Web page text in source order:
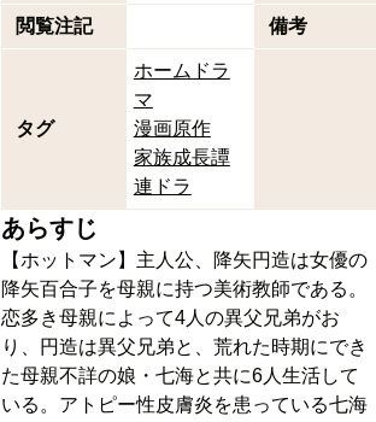
閲覧注記 備考
タグ
ホームドラ
マ
漫画原作
家族成長譚
連ドラ
あらすじ
【ホットマン】主人公、降矢円造は女優の
降矢百合子を母親に持つ美術教師である。
恋多き母親によって4人の異父兄弟がお
り、円造は異父兄弟と、荒れた時期にでき
た母親不詳の娘・七海と共に6人生活して
いる。アトピー性皮膚炎を患っている七海